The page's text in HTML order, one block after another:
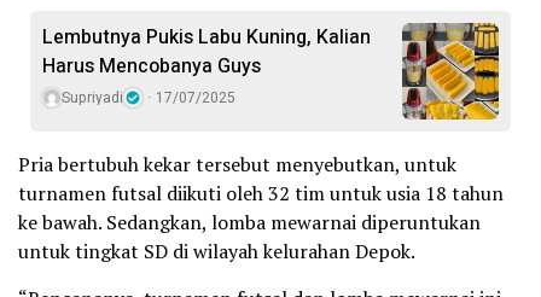
Lembutnya Pukis Labu Kuning, Kalian
Harus Mencobanya Guys
Supriyadi 17/07/2025
Pria bertubuh kekar tersebut menyebutkan, untuk
turnamen futsal diikuti oleh 32 tim untuk usia 18 tahun
ke bawah. Sedangkan, lomba mewarnai diperuntukan
untuk tingkat SD di wilayah kelurahan Depok.